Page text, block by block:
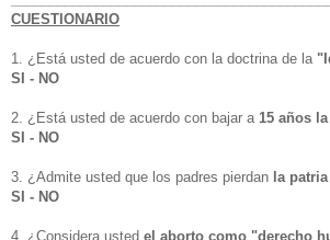
CUESTIONARIO
1. ¿Está usted de acuerdo con la doctrina de la
SI - NO
2. ¿Está usted de acuerdo con bajar a 15 años
SI - NO
3. ¿Admite usted que los padres pierdan la
SI - NO
4. ¿Considera usted el aborto como "derecho